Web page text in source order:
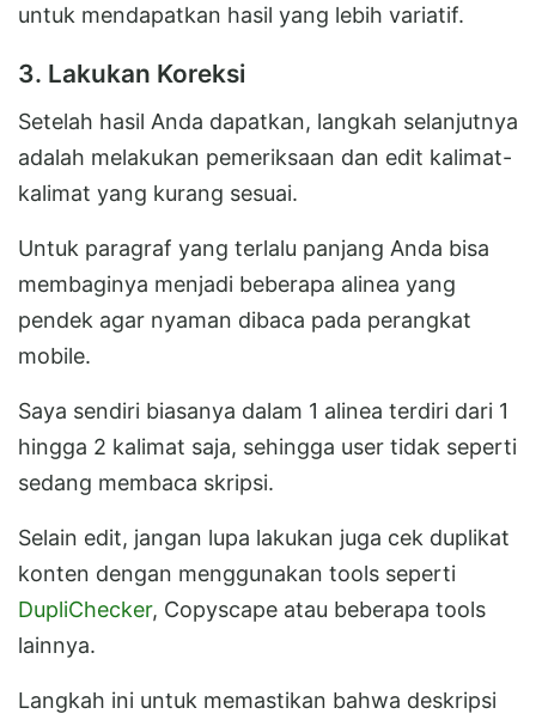
untuk mendapatkan hasil yang lebih variatif.
3. Lakukan Koreksi
Setelah hasil Anda dapatkan, langkah selanjutnya
adalah melakukan pemeriksaan dan edit kalimat-
kalimat yang kurang sesuai.
Untuk paragraf yang terlalu panjang Anda bisa
membaginya menjadi beberapa alinea yang
pendek agar nyaman dibaca pada perangkat
mobile.
Saya sendiri biasanya dalam 1 alinea terdiri dari 1
hingga 2 kalimat saja, sehingga user tidak seperti
sedang membaca skripsi.
Selain edit, jangan lupa lakukan juga cek duplikat
konten dengan menggunakan tools seperti
DupliChecker, Copyscape atau beberapa tools
lainnya.
Langkah ini untuk memastikan bahwa deskripsi